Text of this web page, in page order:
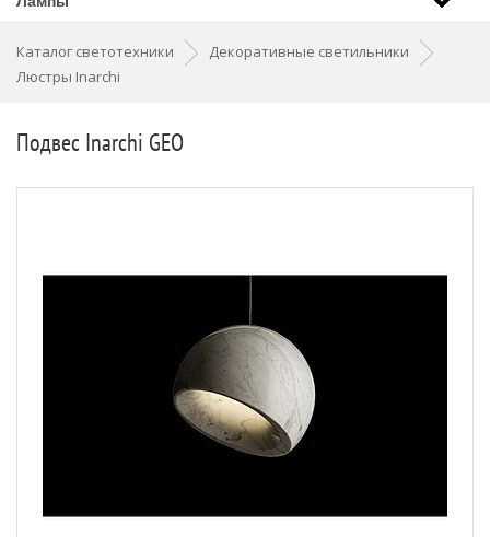
Каталог светотехники
Декоративные светильники
Люстры Inarchi
Подвес Inarchi GEO